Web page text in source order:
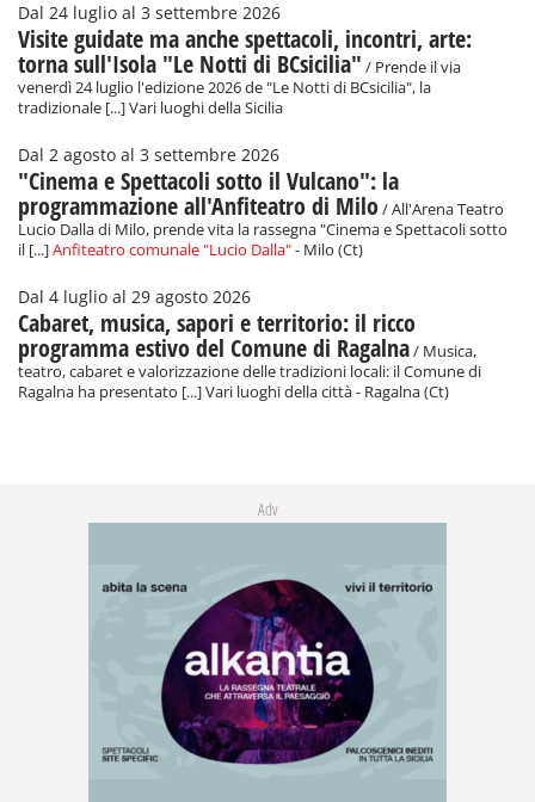
Dal 24 luglio al 3 settembre 2026
Visite guidate ma anche spettacoli, incontri, arte:
torna sull'Isola "Le Notti di BCsicilia" / Prende il via
venerdì 24 luglio l'edizione 2026 de "Le Notti di BCsicilia", la
tradizionale [...] Vari luoghi della Sicilia
Dal 2 agosto al 3 settembre 2026
"Cinema e Spettacoli sotto il Vulcano": la
programmazione all'Anfiteatro di Milo/ All'Arena Teatro
Lucio Dalla di Milo, prende vita la rassegna "Cinema e Spettacoli sotto
il [...]Anfiteatro comunale "Lucio Dalla"- Milo (Ct)
Dal 4 luglio al 29 agosto 2026
Cabaret, musica, sapori e territorio: il ricco
programma estivo del Comune di Ragalna/ Musica,
teatro, cabaret e valorizzazione delle tradizioni locali: il Comune di
Ragalna ha presentato [...] Vari luoghi della città - Ragalna (Ct)
Adv